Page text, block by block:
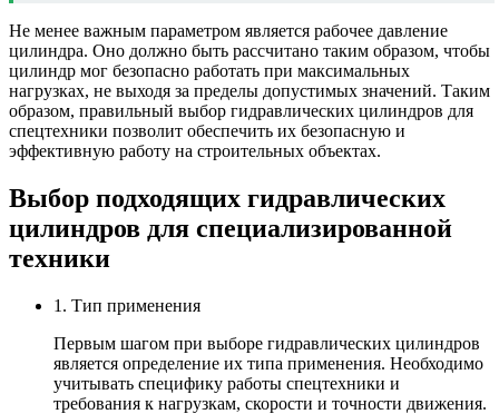
Не менее важным параметром является рабочее давление
цилиндра. Оно должно быть рассчитано таким образом, чтобы
цилиндр мог безопасно работать при максимальных
нагрузках, не выходя за пределы допустимых значений. Таким
образом, правильный выбор гидравлических цилиндров для
спецтехники позволит обеспечить их безопасную и
эффективную работу на строительных объектах.
Выбор подходящих гидравлических
цилиндров для специализированной
техники
1. Тип применения
Первым шагом при выборе гидравлических цилиндров
является определение их типа применения. Необходимо
учитывать специфику работы спецтехники и
требования к нагрузкам, скорости и точности движения.